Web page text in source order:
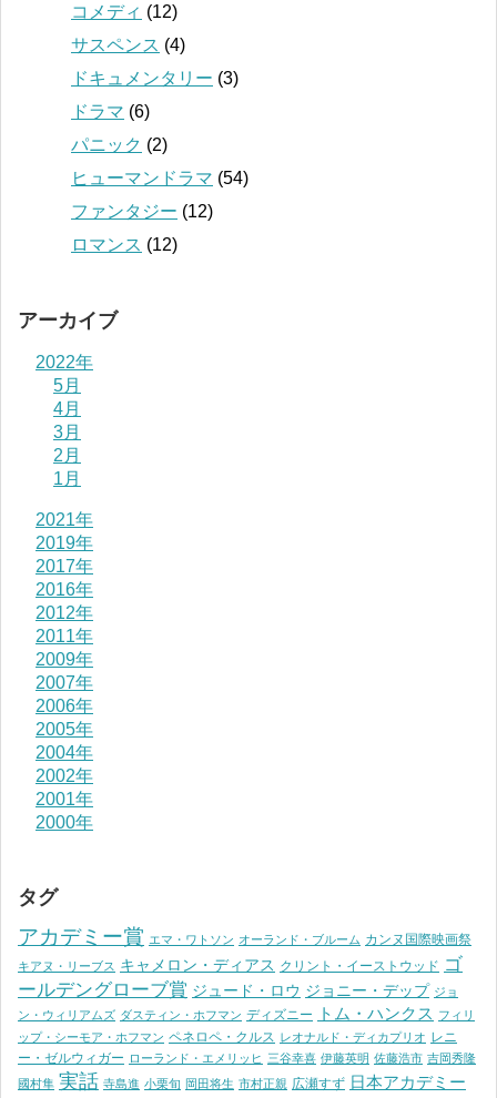
コメディ (12)
サスペンス (4)
ドキュメンタリー (3)
ドラマ (6)
パニック (2)
ヒューマンドラマ (54)
ファンタジー (12)
ロマンス (12)
アーカイブ
2022年
5月
4月
3月
2月
1月
2021年
2019年
2017年
2016年
2012年
2011年
2009年
2007年
2006年
2005年
2004年
2002年
2001年
2000年
タグ
アカデミー賞 エマ・ワトソン オーランド・ブルーム カンヌ国際映画祭
キアヌ・リーブス キャメロン・ディアス クリント・イーストウッド ゴ
ールデングローブ賞 ジュード・ロウ ジョニー・デップ ジョ
ン・ウィリアムズ ダスティン・ホフマン ディズニー トム・ハンクス フィリ
ップ・シーモア・ホフマン ペネロペ・クルス レオナルド・ディカプリオ レニ
ー・ゼルウィガー ローランド・エメリッヒ 三谷幸喜 伊藤英明 佐藤浩市 吉岡秀隆
國村隼 実話 寺島進 小栗旬 岡田将生 市村正親 広瀬すず 日本アカデミー